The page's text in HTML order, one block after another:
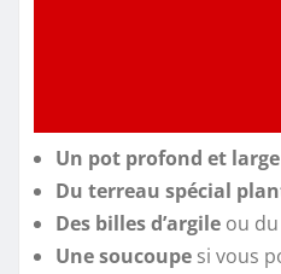
Un pot profond et large
Du terreau spécial
Des billes d’argile ou
Une soucoupe si vous